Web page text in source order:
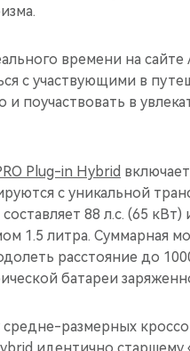
времени на сайте
с участвующими в
поучаствовать в
Plug-in Hybrid
с уникальной
88 л.с. (65 кВт)
1.5 литра. Суммарная
расстояние до
батареи
средне-размерных